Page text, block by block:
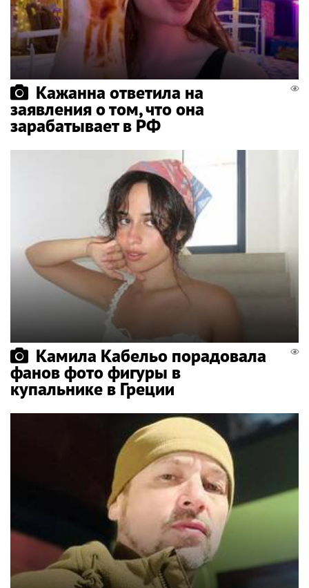
Кажанна ответила на
заявления о том, что она
зарабатывает в РФ
Камила Кабельо порадовала
фанов фото фигуры в
купальнике в Греции